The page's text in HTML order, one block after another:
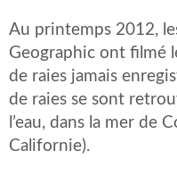
Au printemps 2012,
Geographic ont filmé
de raies jamais
de raies se sont
l’eau, dans la mer de
Californie).